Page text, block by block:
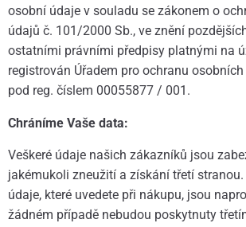
osobní údaje v souladu se zákonem o
údajů č. 101/2000 Sb., ve znění
ostatními právními předpisy platnými na
registrován Úřadem pro ochranu
pod reg. číslem 00055877 / 001.
Chráníme Vaše data:
Veškeré údaje našich zákazníků jsou
jakémukoli zneužití a získání třetí
údaje, které uvedete při nákupu, jsou
žádném případě nebudou poskytnuty